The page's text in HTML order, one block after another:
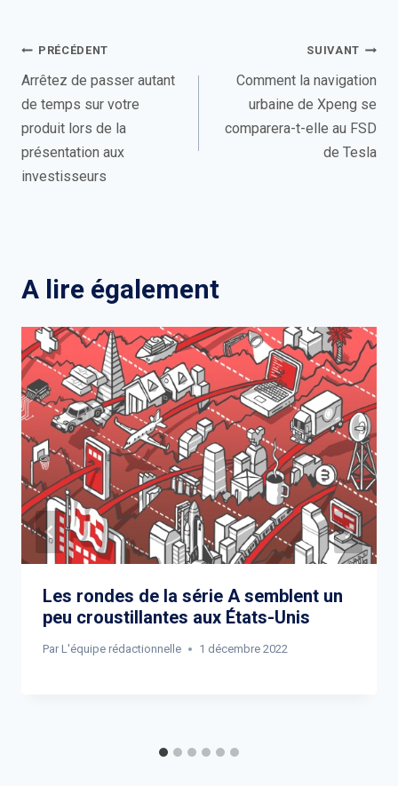
Navigation
de
l’article
PRÉCÉDENT
Arrêtez de passer autant
de temps sur votre
produit lors de la
présentation aux
investisseurs
SUIVANT
Comment la navigation
urbaine de Xpeng se
comparera-t-elle au FSD
de Tesla
A lire également
Les rondes de la série A semblent un
peu croustillantes aux États-Unis
Par L'équipe rédactionnelle 1 décembre 2022